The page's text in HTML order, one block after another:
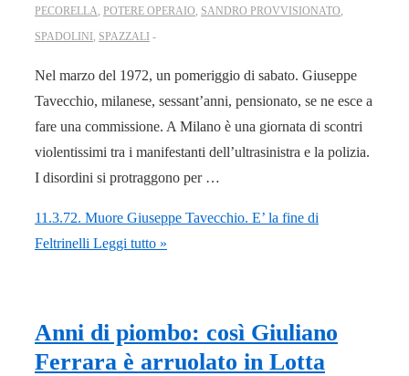
PECORELLA, POTERE OPERAIO, SANDRO PROVVISIONATO,
SPADOLINI , SPAZZALI
Nel marzo del 1972, un pomeriggio di sabato. Giuseppe
Tavecchio, milanese, sessant’anni, pensionato, se ne esce a
fare una commissione. A Milano è una giornata di scontri
violentissimi tra i manifestanti dell’ultrasinistra e la polizia.
I disordini si protraggono per …
11.3.72. Muore Giuseppe Tavecchio. E’ la fine di
Feltrinelli Leggi tutto »
Anni di piombo: così Giuliano
Ferrara è arruolato in Lotta